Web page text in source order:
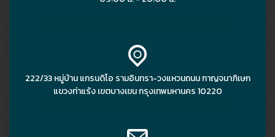
222/33 หมู่บ้าน แกรนดิโอ รามอินทรา-วงแหวนถนน กาญจนาภิเษก
แขวงท่าแร้ง เขตบางเขน กรุงเทพมหานคร 10220